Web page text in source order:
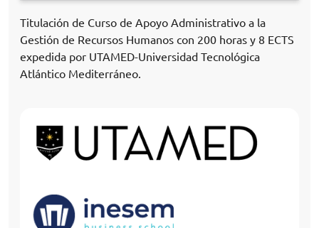
Titulación de Curso de Apoyo Administrativo a la
Gestión de Recursos Humanos con 200 horas y 8 ECTS
expedida por UTAMED-Universidad Tecnológica
Atlántico Mediterráneo.